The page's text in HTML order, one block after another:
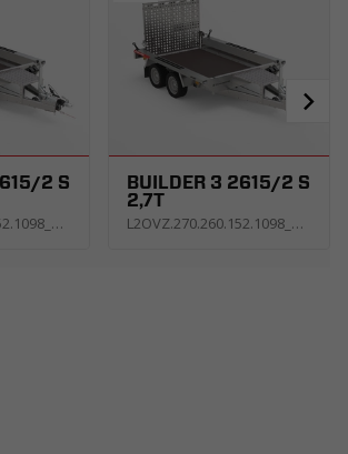
2 S
L2OVZ.300.260.152.1098_KS3E_G
BUILDER 3 2615/2 S
2,7T
L2OVZ.270.260.152.1098_KS3E_G